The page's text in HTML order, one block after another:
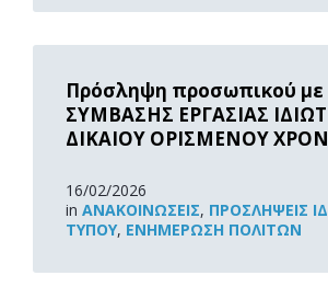
Πρόσληψη προσωπικού
ΣΥΜΒΑΣΗΣ ΕΡΓΑΣΙΑΣ
ΔΙΚΑΙΟΥ ΟΡΙΣΜΕΝΟΥ
16/02/2026
in ΑΝΑΚOΙΝΏΣΕΙΣ, ΠΡΟΣΛΉΨΕΙΣ
ΤΎΠΟΥ, ΕΝΗΜΈΡΩΣΗ ΠΟΛΙΤΏΝ
Read